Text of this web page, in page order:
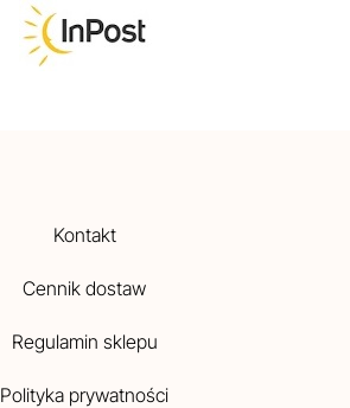
Kontakt
Cennik dostaw
Regulamin sklepu
Polityka prywatności